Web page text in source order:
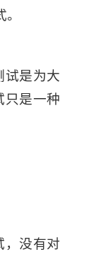
试是为大
只是一种
，没有对